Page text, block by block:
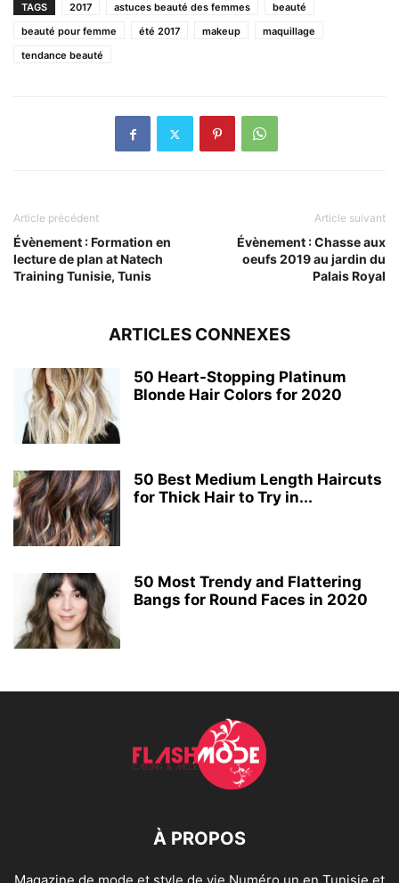
TAGS 2017 astuces beauté des femmes
beauté
beauté pour femme
été 2017 makeup
maquillage
tendance beauté
Article précédent
Évènement : Formation en
lecture de plan at Natech
Training Tunisie, Tunis
Article suivant
Évènement : Chasse aux
oeufs 2019 au jardin du
Palais Royal
ARTICLES CONNEXES
50 Heart-Stopping Platinum
Blonde Hair Colors for 2020
50 Best Medium Length Haircuts
for Thick Hair to Try in...
50 Most Trendy and Flattering
Bangs for Round Faces in 2020
À PROPOS